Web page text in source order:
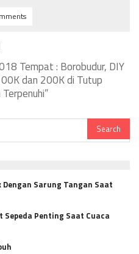
Tempat : Borobudur, DIY
dan 200K di Tutup
Sarung Tangan Saat
Sepeda Penting Saat Cuaca